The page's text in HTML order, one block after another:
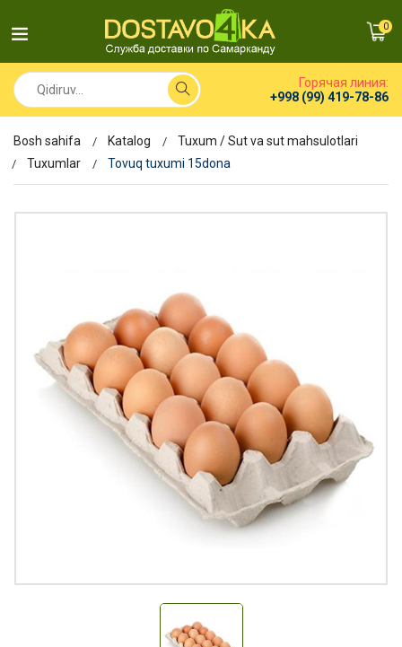
0
Горячая линия:
+998 (99) 419-78-86
Bosh sahifa Katalog
Tuxum / Sut va sut mahsulotlari
Tuxumlar
Tovuq tuxumi 15dona